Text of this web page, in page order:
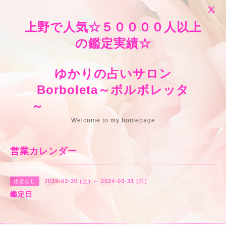
上野で人気☆５００００人以上
の鑑定実績☆
ゆかりの占いサロン
Borboleta～ボルボレッタ
～
Welcome to my homepage
営業カレンダー
指定なし 2024-03-30 (土) ～ 2024-03-31 (日)
鑑定日